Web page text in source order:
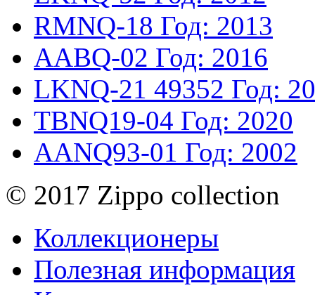
RMNQ-18 Год: 2013
AABQ-02 Год: 2016
LKNQ-21 49352 Год:
TBNQ19-04 Год: 2020
AANQ93-01 Год: 2002
© 2017 Zippo collection
Коллекционеры
Полезная информация